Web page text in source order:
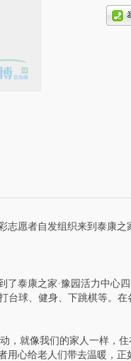
话号
志愿者自发组织来到泰康
泰康之家·豫园活力中心
球、健身、下跳棋等。在
，就像我们的家人一样，
心给老人们带去温暖，